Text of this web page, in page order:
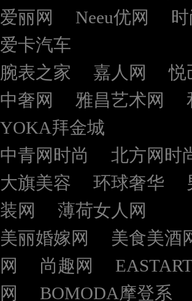
爱丽网
Neeu优网
爱卡汽车
腕表之家
嘉人网
悦
中奢网
雅昌艺术网
YOKA拜金城
中青网时尚
北方网时
大旗美容
环球奢华
装网
薄荷女人网
美丽婚嫁网
美食美酒
网
尚趣网 EASTART
网
BOMODA摩登系